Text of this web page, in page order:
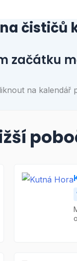
čističů
začátku
na kalendář